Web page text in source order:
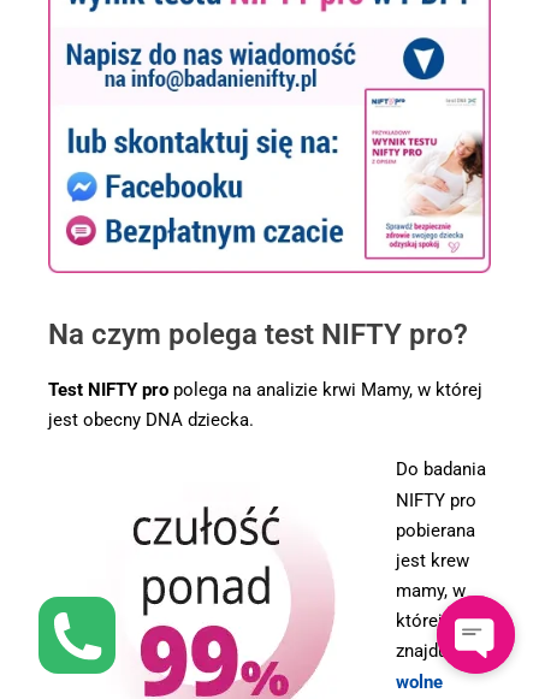
Na czym polega test NIFTY pro?
Test NIFTY pro polega na analizie krwi Mamy, w której
jest obecny DNA dziecka.
Do badania
NIFTY pro
pobierana
jest krew
mamy, w
której
znajduje się
wolne